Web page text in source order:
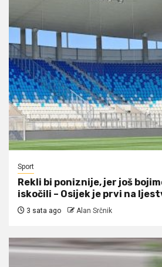
Sport
Rekli bi poniznije, jer još
iskočili – Osijek je prvi na
3 sata ago Alan Srčnik